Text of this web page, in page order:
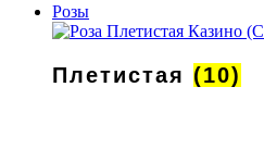
Розы
Плетистая (10)